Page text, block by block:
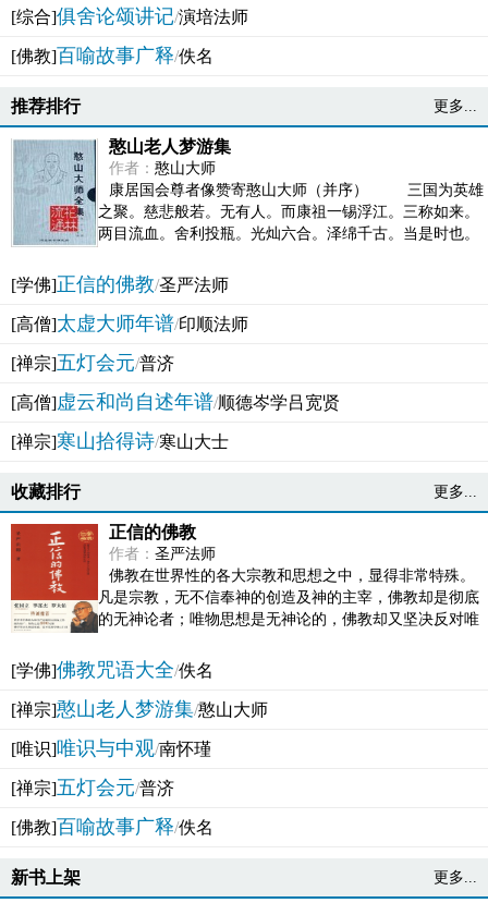
[综合]俱舍论颂讲记/演培法师
[佛教]百喻故事广释/佚名
推荐排行 更多...
憨山老人梦游集
作者： 憨山大师
康居国会尊者像赞寄憨山大师（并序） 三国为英雄
之聚。慈悲般若。无有人。而康祖一锡浮江。三称如来。
两目流血。舍利投瓶。光灿六合。泽绵千古。当是时也。
[学佛]正信的佛教/圣严法师
[高僧]太虚大师年谱/印顺法师
[禅宗]五灯会元/普济
[高僧]虚云和尚自述年谱/顺德岑学吕宽贤
[禅宗]寒山拾得诗/寒山大士
收藏排行 更多...
正信的佛教
作者： 圣严法师
佛教在世界性的各大宗教和思想之中，显得非常特殊。
凡是宗教，无不信奉神的创造及神的主宰，佛教却是彻底
的无神论者；唯物思想是无神论的，佛教却又坚决反对唯
[学佛]佛教咒语大全/佚名
[禅宗]憨山老人梦游集/憨山大师
[唯识]唯识与中观/南怀瑾
[禅宗]五灯会元/普济
[佛教]百喻故事广释/佚名
新书上架 更多...